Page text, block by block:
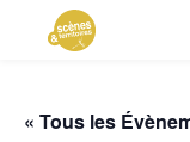
« Tous les